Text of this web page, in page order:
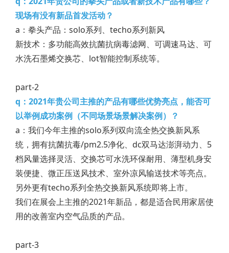
现场有没有新品首发活动？
a：拳头产品：solo系列、techo系列新风
新技术：多功能高效抗菌抗病毒滤网、可调速马达、可
水洗石墨烯交换芯、lot智能控制系统等。
part-2
q：2021年贵公司主推的产品有哪些优势亮点，能否可
以举例成功案例（不同场景场景解决案例）？
a：我们今年主推的solo系列双向流全热交换新风系
统，拥有抗菌抗毒/pm2.5净化、dc双马达澎湃动力、5
档风量选择灵活、交换芯可水洗环保耐用、薄型机身安
装便捷、微正压送风技术、室外凉风输送技术等亮点。
另外更有techo系列全热交换新风系统即将上市。
我们在展会上主推的2021年新品，都是适合民用家居使
用的改善室内空气品质的产品。
part-3